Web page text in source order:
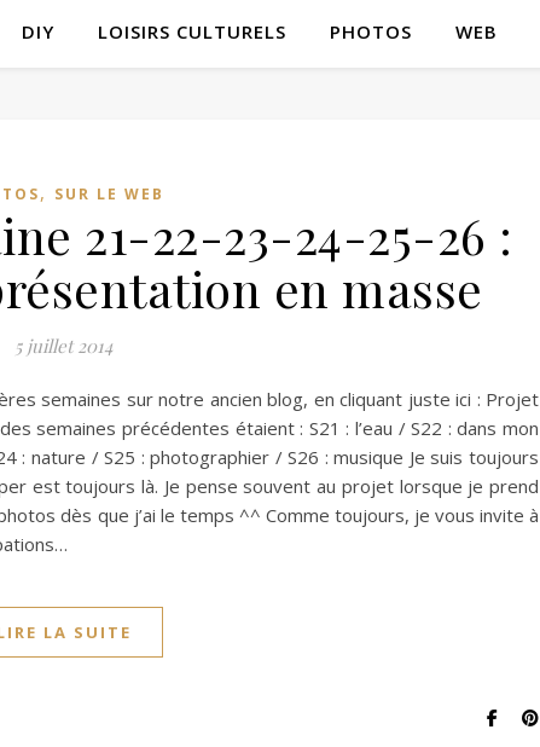
DIY LOISIRS CULTURELS PHOTOS WEB
, SUR LE WEB
21-22-23-24-25-26 :
en masse
5 juillet 2014
semaines sur notre ancien blog, en cliquant juste ici : Projet
semaines précédentes étaient : S21 : l’eau / S22 : dans mon
: nature / S25 : photographier / S26 : musique Je suis toujours
est toujours là. Je pense souvent au projet lorsque je prend
dès que j’ai le temps ^^ Comme toujours, je vous invite à
LA SUITE